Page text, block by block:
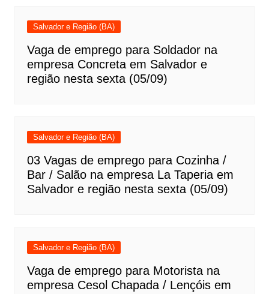
Salvador e Região (BA)
Vaga de emprego para Soldador na
empresa Concreta em Salvador e
região nesta sexta (05/09)
Salvador e Região (BA)
03 Vagas de emprego para Cozinha /
Bar / Salão na empresa La Taperia em
Salvador e região nesta sexta (05/09)
Salvador e Região (BA)
Vaga de emprego para Motorista na
empresa Cesol Chapada / Lençóis em